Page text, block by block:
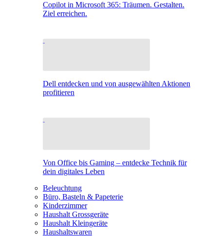
Copilot in Microsoft 365: Träumen. Gestalten.
Ziel erreichen.
Dell entdecken und von ausgewählten Aktionen
profitieren
Von Office bis Gaming – entdecke Technik für
dein digitales Leben
Beleuchtung
Büro, Basteln & Papeterie
Kinderzimmer
Haushalt Grossgeräte
Haushalt Kleingeräte
Haushaltswaren